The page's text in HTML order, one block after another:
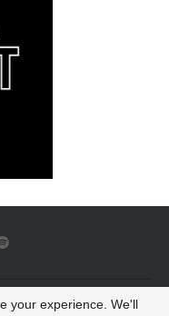
Reserved
your experience. We'll